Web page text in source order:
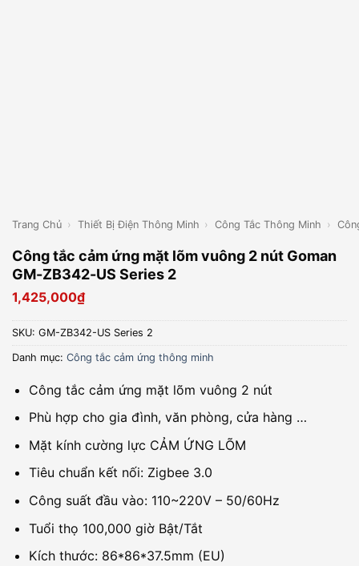
Trang Chủ › Thiết Bị Điện Thông Minh › Công Tắc Thông Minh ›
Công tắc cảm ứng mặt lõm vuông 2 nút Goman
GM-ZB342-US Series 2
1,425,000₫
SKU: GM-ZB342-US Series 2
Danh mục: Công tắc cảm ứng thông minh
Công tắc cảm ứng mặt lõm vuông 2 nút
Phù hợp cho gia đình, văn phòng, cửa hàng …
Mặt kính cường lực CẢM ỨNG LÕM
Tiêu chuẩn kết nối: Zigbee 3.0
Công suất đầu vào: 110~220V – 50/60Hz
Tuổi thọ 100,000 giờ Bật/Tắt
Kích thước: 86*86*37.5mm (EU)